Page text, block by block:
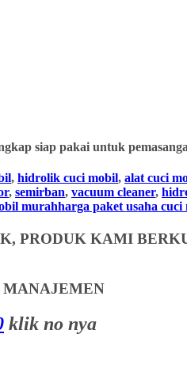
siap pakai untuk
, hidrolik cuci mobil, alat cuci
, semirban, vacuum cleaner,
murahharga paket usaha
PRODUK KAMI
MANAJEMEN
klik no nya